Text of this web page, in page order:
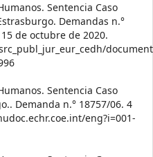
Sentencia Caso
Demandas n.°
de octubre de 2020.
Sentencia Caso
Demanda n.° 18757/06. 4
eng?i=001-